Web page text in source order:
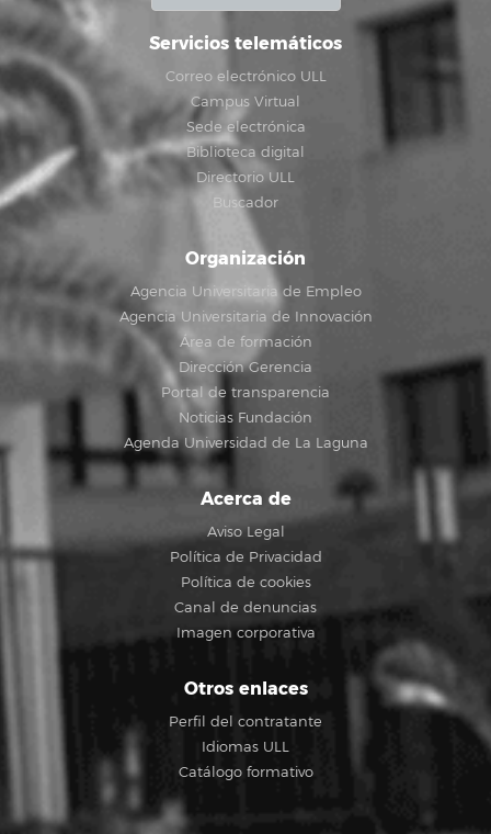
Servicios telemáticos
Correo electrónico ULL
Campus Virtual
Sede electrónica
Biblioteca digital
Directorio ULL
Buscador
Organización
Agencia Universitaria de Empleo
Agencia Universitaria de Innovación
Área de formación
Dirección Gerencia
Portal de transparencia
Noticias Fundación
Agenda Universidad de La Laguna
Acerca de
Aviso Legal
Política de Privacidad
Política de cookies
Canal de denuncias
Imagen corporativa
Otros enlaces
Perfil del contratante
Idiomas ULL
Catálogo formativo